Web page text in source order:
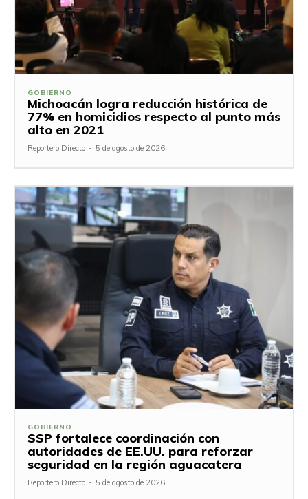
GOBIERNO
Michoacán logra reducción histórica de
77% en homicidios respecto al punto más
alto en 2021
Reportero Directo - 5 de agosto de 2026
GOBIERNO
SSP fortalece coordinación con
autoridades de EE.UU. para reforzar
seguridad en la región aguacatera
Reportero Directo - 5 de agosto de 2026